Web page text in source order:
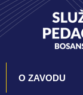
O ZAVODU